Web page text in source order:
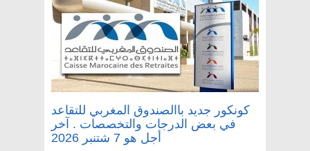
كونكور جديد باالصندوق المغربي للتقاعد
في بعض الدرجات والتخصصات . آخر
أجل هو 7 شتنبر 2026